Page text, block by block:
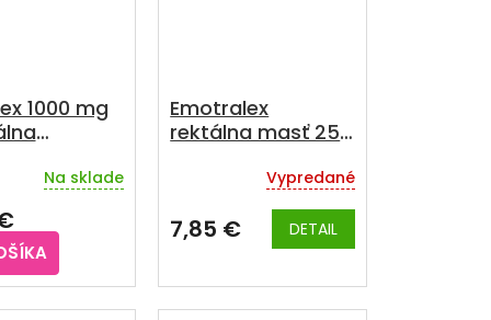
1000 mg
30x1000
Na sklade
Emotralex
rektálna masť 25
produktu
je
z
5
Vypredané
7,85 € DETAIL